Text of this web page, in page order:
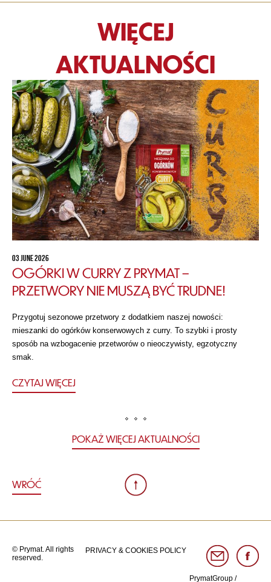
WIĘCEJ
AKTUALNOŚCI
03 JUNE 2026
OGÓRKI W CURRY Z PRYMAT –
PRZETWORY NIE MUSZĄ BYĆ TRUDNE!
Przygotuj sezonowe przetwory z dodatkiem naszej nowości:
mieszanki do ogórków konserwowych z curry. To szybki i prosty
sposób na wzbogacenie przetworów o nieoczywisty, egzotyczny
smak.
CZYTAJ WIĘCEJ
POKAŻ WIĘCEJ AKTUALNOŚCI
WRÓĆ
© Prymat. All rights
reserved.
PRIVACY & COOKIES POLICY
PrymatGroup /